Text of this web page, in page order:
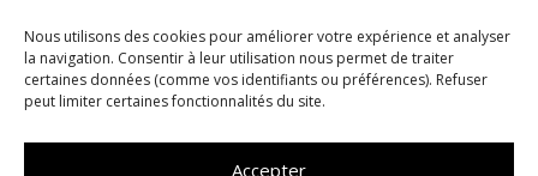
Nous utilisons des cookies pour améliorer votre expérience et analyser
la navigation. Consentir à leur utilisation nous permet de traiter
certaines données (comme vos identifiants ou préférences). Refuser
peut limiter certaines fonctionnalités du site.
Accepter